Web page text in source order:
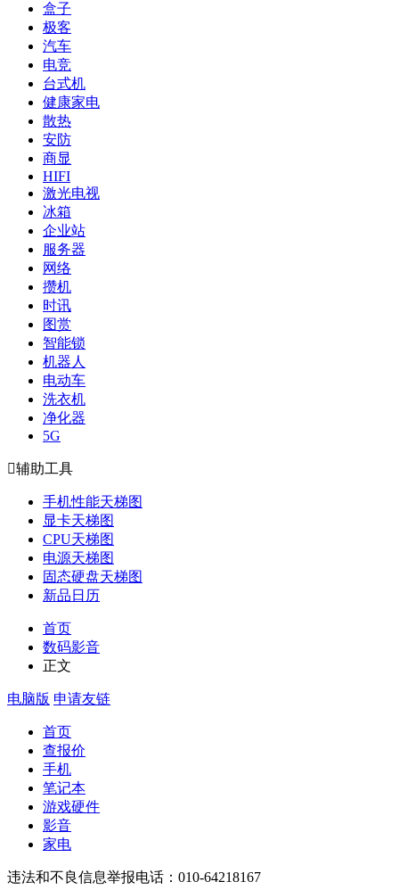
盒子
极客
汽车
电竞
台式机
健康家电
散热
安防
商显
HIFI
激光电视
冰箱
企业站
服务器
网络
攒机
时讯
图赏
智能锁
机器人
电动车
洗衣机
净化器
5G
辅助工具
手机性能天梯图
显卡天梯图
CPU天梯图
电源天梯图
固态硬盘天梯图
新品日历
首页
数码影音
正文
电脑版 申请友链
首页
查报价
手机
笔记本
游戏硬件
影音
家电
违法和不良信息举报电话：010-64218167